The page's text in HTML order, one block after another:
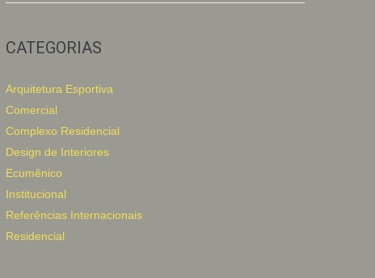
CATEGORIAS
Arquitetura Esportiva
Comercial
Complexo Residencial
Design de Interiores
Ecumênico
Institucional
Referências Internacionais
Residencial